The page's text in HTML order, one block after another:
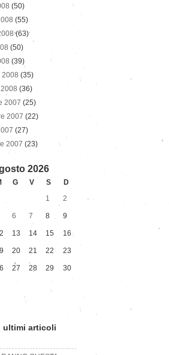
(50)
(55)
(63)
(50)
(39)
2008 (35)
(36)
2007 (25)
2007 (22)
(27)
2007 (23)
2026
G V S
D
1
2
6 7 8 9
13 14 15 16
20 21 22 23
27 28 29 30
ultimi articoli